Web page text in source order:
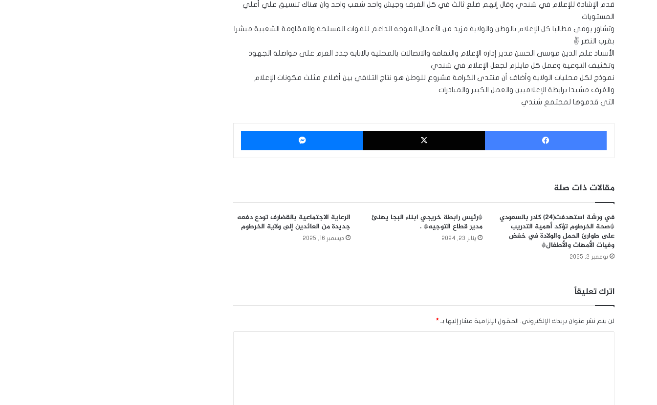
قدم الإشادة للإعلام في شندي وقال إنهم ضلع ثالث في كل الغرف وجيش واحد شعب واحد وان هناك تنسيق علي أعلي
المستويات
وتشاور يومي مطالبا كل الإعلام بالوطن والولاية مزيد من الأعمال الموجه الداعم للقوات المسلحة والمقاومة الشعبية مبشرا
بقرب النصر ✌️
الأستاذ علم الدين موسى الحسن مدير إدارة الإعلام والثقافة والاتصالات بالمحلية بالانابة جدد العزم على مواصلة الجهود
وتكثيف التوعية وعمل كل مايلزم لجعل الإعلام في شندي
نموذج لكل محليات الولاية وأضاف أن منتدى الكرامة مشروع للوطن هو نتاج التلاقي بين أضلاع مثلث مكونات الإعلام
والغرف مشيدا برابطة الإعلاميين والعمل الكبير والمبادرات
التي قدموها لمجتمع شندي
فيسبوك ‫X
مقالات ذات صلة
في ورشة استهدفت(٢٤) كادر بالسعودي
*صحة الخرطوم تؤكد أهمية التدريب
على طوارئ الحمل والولادة في خفض
وفيات الأمهات والأطفال*
نوفمبر 2, 2025
*رئيس رابطة خريجي ابناء البجا يهنئ
مدير قطاع التوجيه* .
يناير 23, 2024
الرعاية الاجتماعية بالقضارف تودع دفعه
جديدة من العائدين إلى ولاية الخرطوم
ديسمبر 16, 2025
اترك تعليقاً
لن يتم نشر عنوان بريدك الإلكتروني. الحقول الإلزامية مشار إليها بـ *